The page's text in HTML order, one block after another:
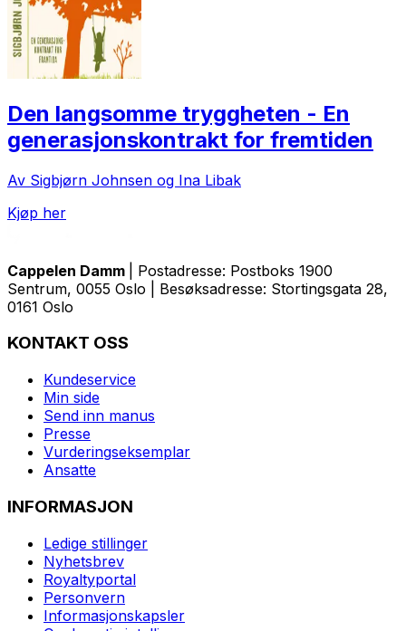
Den langsomme tryggheten - En
generasjonskontrakt for fremtiden
Av Sigbjørn Johnsen og Ina Libak
Kjøp her
Cappelen Damm
| Postadresse: Postboks 1900
Sentrum, 0055 Oslo | Besøksadresse: Stortingsgata 28,
0161 Oslo
KONTAKT OSS
Kundeservice
Min side
Send inn manus
Presse
Vurderingseksemplar
Ansatte
INFORMASJON
Ledige stillinger
Nyhetsbrev
Royaltyportal
Personvern
Informasjonskapsler